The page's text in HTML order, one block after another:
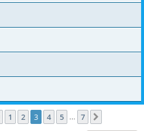
/7
Edellinen
1 2 3 4 5 7